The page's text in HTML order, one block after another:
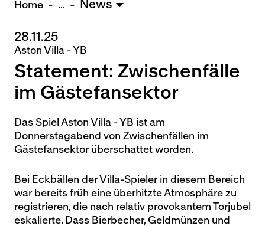
U15 - Lugano *
3:1
Nachwuchs Frauen
Ostermundigen - FU20 *
Team AFF/FFV - FU18 *
1:8
Breitenrain - FU17 *
Thörishaus - FU15
12:1
* = Testspiel / (C) = Cupspiel
Home ... News
28.11.25
Aston Villa - YB
Statement: Zwischenfälle
im Gästefansektor
Das Spiel Aston Villa - YB ist am
Donnerstagabend von Zwischenfällen im
Gästefansektor überschattet worden.
Bei Eckbällen der Villa-Spieler in diesem Bereich
war bereits früh eine überhitzte Atmosphäre zu
registrieren, die nach relativ provokantem Torjubel
eskalierte. Dass Bierbecher, Geldmünzen und